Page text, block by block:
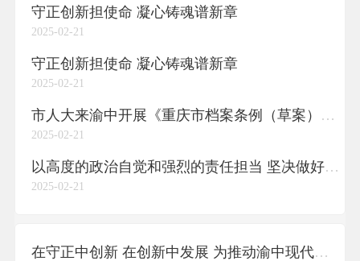
守正创新担使命 凝心铸魂谱新章
2025-02-21
守正创新担使命 凝心铸魂谱新章
2025-02-21
市人大来渝中开展《重庆市档案条例（草案）》立法调研
2025-02-21
以高度的政治自觉和强烈的责任担当 坚决做好中央生态环保督察整改工作
2025-02-21
在守正中创新 在创新中发展 为推动渝中现代化建设迈上新台阶营造更浓厚舆论氛围